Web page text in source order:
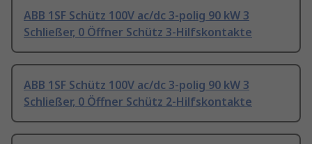
ABB 1SF Schütz 100V ac/dc 3-polig 90 kW 3
Schließer, 0 Öffner Schütz 3-Hilfskontakte
ABB 1SF Schütz 100V ac/dc 3-polig 90 kW 3
Schließer, 0 Öffner Schütz 2-Hilfskontakte